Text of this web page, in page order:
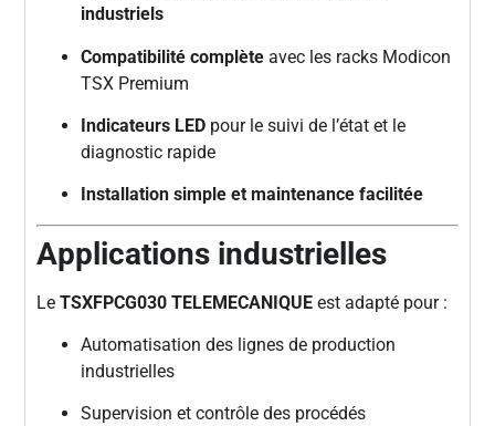
industriels
Compatibilité complète avec les racks Modicon
TSX Premium
Indicateurs LED pour le suivi de l’état et le
diagnostic rapide
Installation simple et maintenance facilitée
Applications industrielles
LeTSXFPCG030 TELEMECANIQUE est adapté pour :
Automatisation des lignes de production
industrielles
Supervision et contrôle des procédés